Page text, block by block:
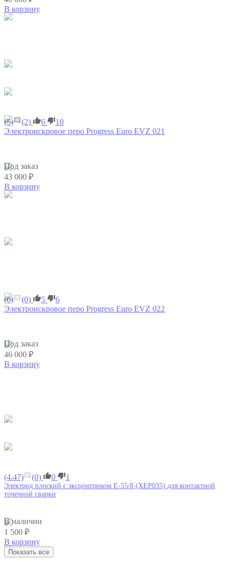
В корзину
(5) (2) 6
10
Электроискровое перо Progress Euro EVZ 021
Под заказ
43 000 ₽
В корзину
(0) (0) 5
6
Электроискровое перо Progress Euro EVZ 022
Под заказ
46 000 ₽
В корзину
(4.47) (0) 0 1
Электрод плоский с эксцентриком E-55/8 (XEP035) для контактной
точечной сварки
В наличии
1 500 ₽
В корзину
Показать все